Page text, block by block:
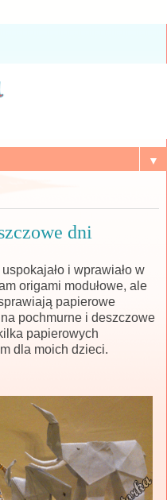
▼
dni
i wprawiało w
origami modułowe, ale
papierowe
pochmurne i deszczowe
papierowych
dla moich dzieci.